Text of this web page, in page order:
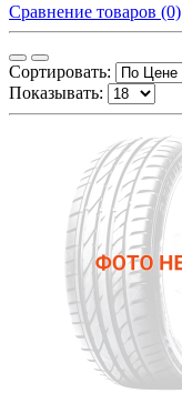
Сравнение товаров (0)
Сортировать:
Показывать: